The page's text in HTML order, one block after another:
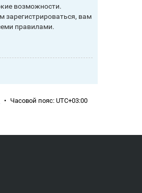
возможности.
зарегистрироваться, вам
правилами.
• Часовой пояс: UTC+03:00